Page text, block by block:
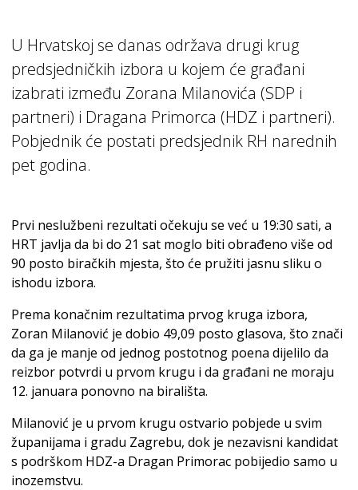
U Hrvatskoj se danas održava drugi krug
predsjedničkih izbora u kojem će građani
izabrati između Zorana Milanovića (SDP i
partneri) i Dragana Primorca (HDZ i partneri).
Pobjednik će postati predsjednik RH narednih
pet godina.
Prvi neslužbeni rezultati očekuju se već u 19:30 sati, a
HRT javlja da bi do 21 sat moglo biti obrađeno više od
90 posto biračkih mjesta, što će pružiti jasnu sliku o
ishodu izbora.
Prema konačnim rezultatima prvog kruga izbora,
Zoran Milanović je dobio 49,09 posto glasova, što znači
da ga je manje od jednog postotnog poena dijelilo da
reizbor potvrdi u prvom krugu i da građani ne moraju
12. januara ponovno na birališta.
Milanović je u prvom krugu ostvario pobjede u svim
županijama i gradu Zagrebu, dok je nezavisni kandidat
s podrškom HDZ-a Dragan Primorac pobijedio samo u
inozemstvu.